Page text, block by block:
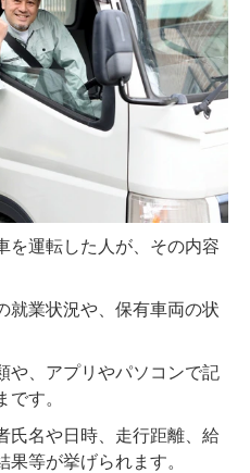
を運転した人が、その内容
就業状況や、保有車両の状
や、アプリやパソコンで記
す。
氏名や日時、走行距離、給
等が挙げられます。